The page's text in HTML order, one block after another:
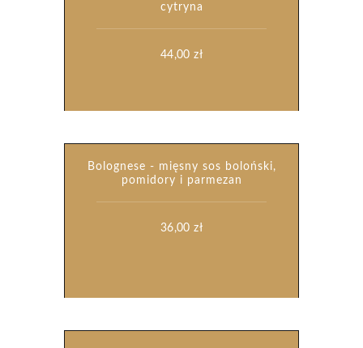
cytryna
44,00zł
Bolognese - mięsny sos boloński,
pomidory i parmezan
36,00zł